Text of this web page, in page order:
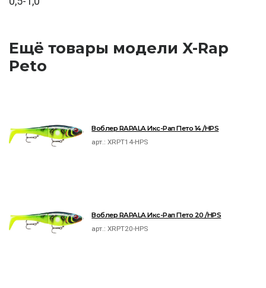
Ещё товары модели X-Rap
Peto
Воблер RAPALA Икс-Рап Пето 14 /HPS
арт.:XRPT14-HPS
Воблер RAPALA Икс-Рап Пето 20 /HPS
арт.:XRPT20-HPS